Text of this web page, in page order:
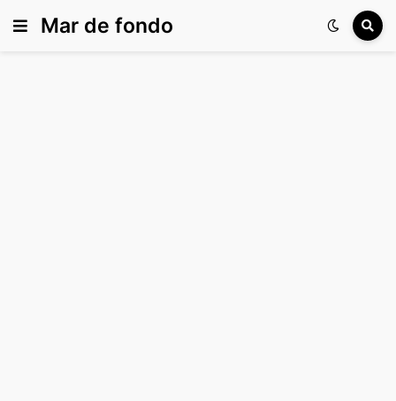
Mar de fondo